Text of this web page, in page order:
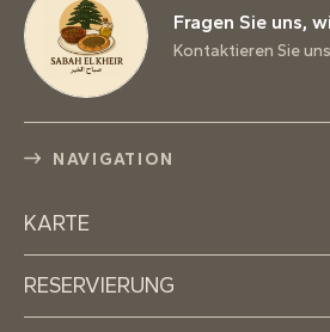
Fragen Sie uns,
Kontaktieren Sie uns
NAVIGATION
KARTE
RESERVIERUNG